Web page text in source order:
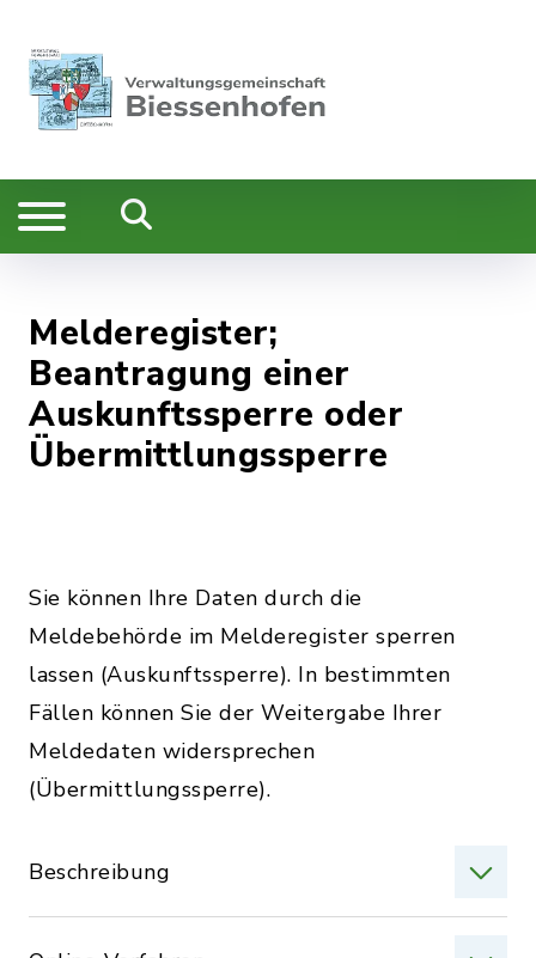
Melderegister;
Beantragung einer
Auskunftssperre oder
Übermittlungssperre
Sie können Ihre Daten durch die
Meldebehörde im Melderegister sperren
lassen (Auskunftssperre). In bestimmten
Fällen können Sie der Weitergabe Ihrer
Meldedaten widersprechen
(Übermittlungssperre).
Beschreibung